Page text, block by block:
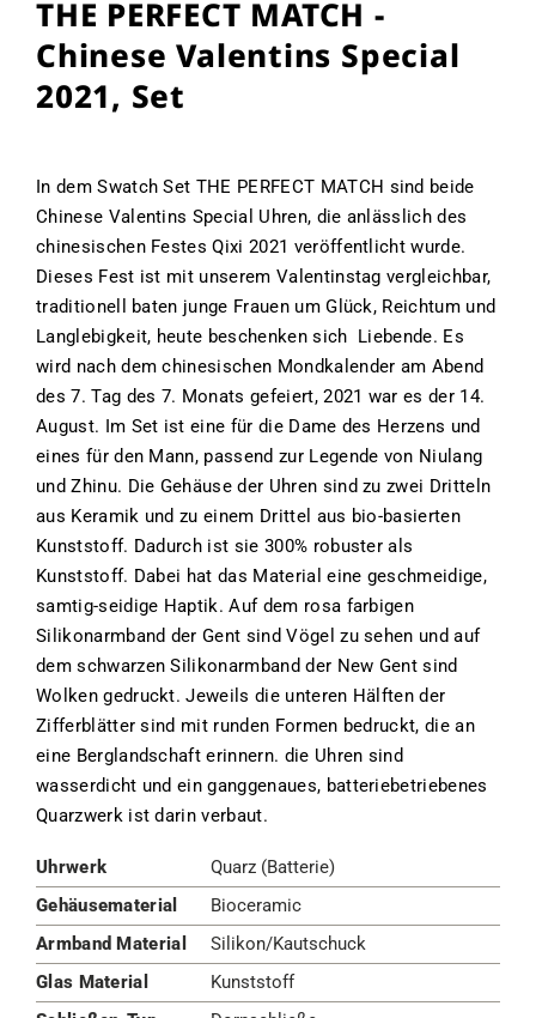
THE PERFECT MATCH -
Chinese Valentins Special
2021, Set
In dem Swatch Set THE PERFECT MATCH sind beide
Chinese Valentins Special Uhren, die anlässlich des
chinesischen Festes Qixi 2021 veröffentlicht wurde.
Dieses Fest ist mit unserem Valentinstag vergleichbar,
traditionell baten junge Frauen um Glück, Reichtum und
Langlebigkeit, heute beschenken sich Liebende. Es
wird nach dem chinesischen Mondkalender am Abend
des 7. Tag des 7. Monats gefeiert, 2021 war es der 14.
August. Im Set ist eine für die Dame des Herzens und
eines für den Mann, passend zur Legende von Niulang
und Zhinu. Die Gehäuse der Uhren sind zu zwei Dritteln
aus Keramik und zu einem Drittel aus bio-basierten
Kunststoff. Dadurch ist sie 300% robuster als
Kunststoff. Dabei hat das Material eine geschmeidige,
samtig-seidige Haptik. Auf dem rosa farbigen
Silikonarmband der Gent sind Vögel zu sehen und auf
dem schwarzen Silikonarmband der New Gent sind
Wolken gedruckt. Jeweils die unteren Hälften der
Zifferblätter sind mit runden Formen bedruckt, die an
eine Berglandschaft erinnern. die Uhren sind
wasserdicht und ein ganggenaues, batteriebetriebenes
Quarzwerk ist darin verbaut.
Uhrwerk
Quarz (Batterie)
Gehäusematerial
Bioceramic
Armband Material
Silikon/Kautschuck
Glas Material
Kunststoff